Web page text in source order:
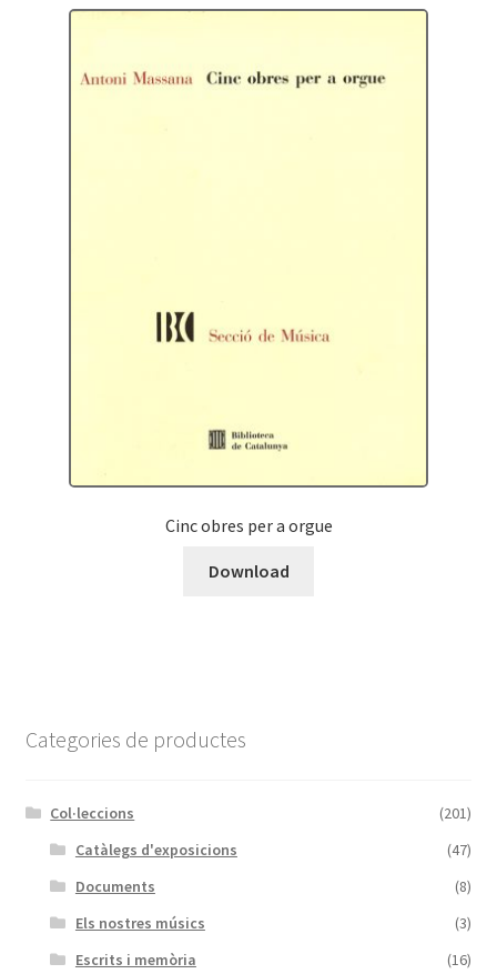
Cinc obres per a orgue
Download
Categories de productes
Col·leccions
(201)
Catàlegs d'exposicions
(47)
Documents
(8)
Els nostres músics
(3)
Escrits i memòria
(16)